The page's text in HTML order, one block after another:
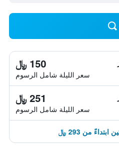
150 ﷼
سعر الليلة شامل الرسوم
251 ﷼
سعر الليلة شامل الرسوم